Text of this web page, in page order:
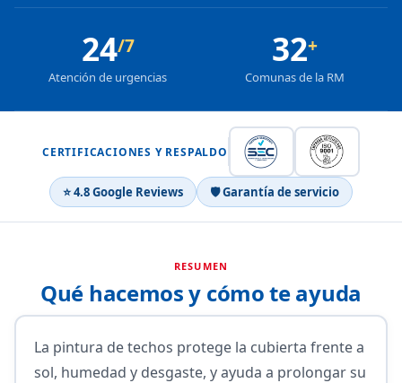
24/7
Atención de urgencias
32+
Comunas de la RM
CERTIFICACIONES Y RESPALDO
⭐ 4.8 Google Reviews 🛡 Garantía de servicio
RESUMEN
Qué hacemos y cómo te ayuda
La pintura de techos protege la cubierta frente a
sol, humedad y desgaste, y ayuda a prolongar su